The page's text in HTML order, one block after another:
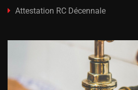
Attestation RC Décennale